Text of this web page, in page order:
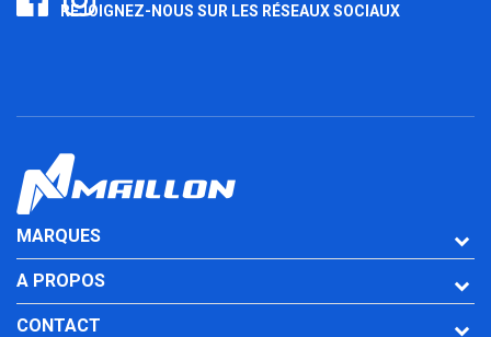
REJOIGNEZ-NOUS SUR LES RÉSEAUX SOCIAUX
MARQUES
A PROPOS
CONTACT